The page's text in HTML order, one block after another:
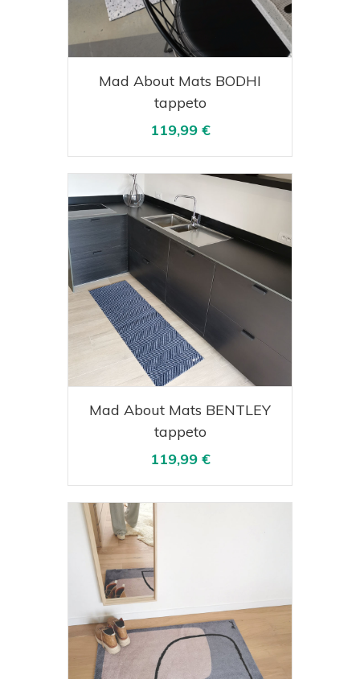
Acquista Visualizza
Mad About Mats BODHI
tappeto
119,99 €
Acquista Visualizza
Mad About Mats BENTLEY
tappeto
119,99 €